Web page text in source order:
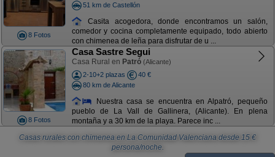
8 Fotos
51 km de Castellón
Casita acogedora, donde encontramos un salón,
comedor y cocina completamente equipado, todo abierto
con chimenea de leña para disfrutar de u ...
8 Fotos
Casa Sastre Segui
Casa Rural en Patró (Alicante)
2-10+2 plazas
40 €
80 km de Alicante
Nuestra casa se encuentra en Alpatró, pequeño
pueblo de La Vall de Gallinera, (Alicante). En plena
montaña y a 30 km de la playa. Parece inc ...
Casas rurales con chimenea en La Comunidad Valenciana desde 15 €
persona/noche.